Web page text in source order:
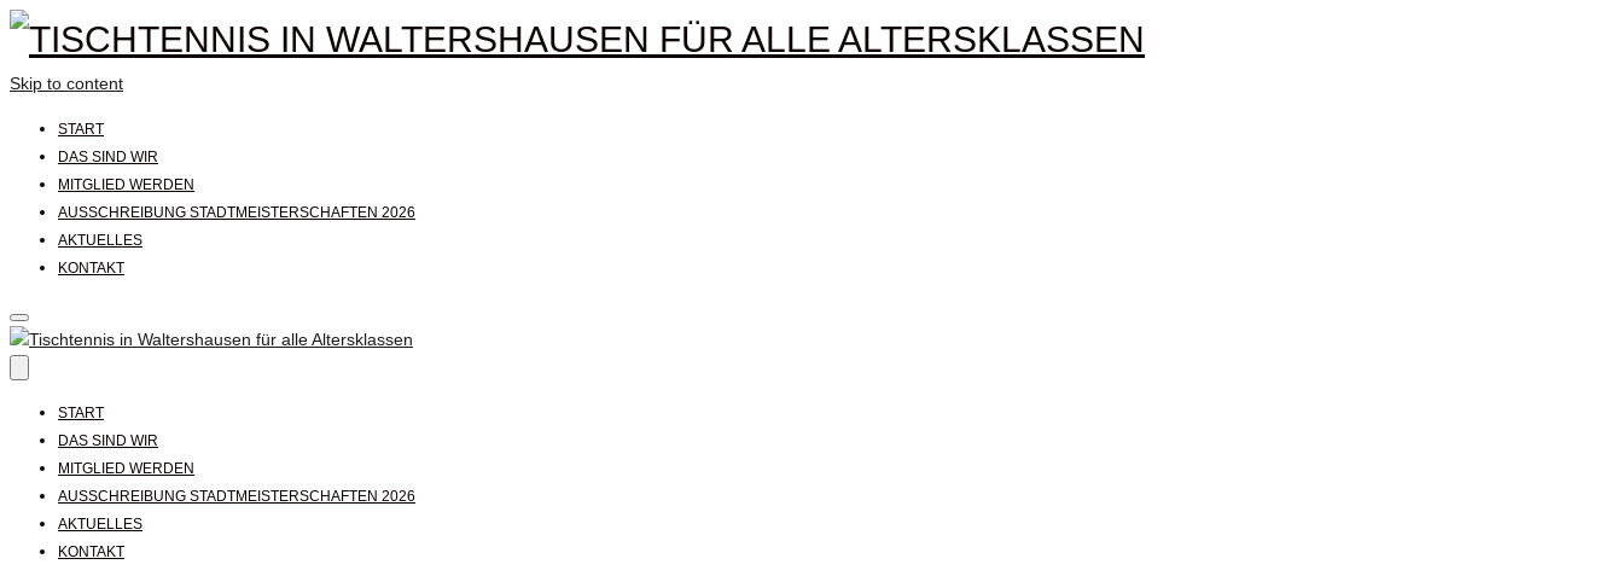
Skip to content
START
DAS SIND WIR
MITGLIED WERDEN
AUSSCHREIBUNG STADTMEISTERSCHAFTEN 2026
AKTUELLES
KONTAKT
START
DAS SIND WIR
MITGLIED WERDEN
AUSSCHREIBUNG STADTMEISTERSCHAFTEN 2026
AKTUELLES
KONTAKT